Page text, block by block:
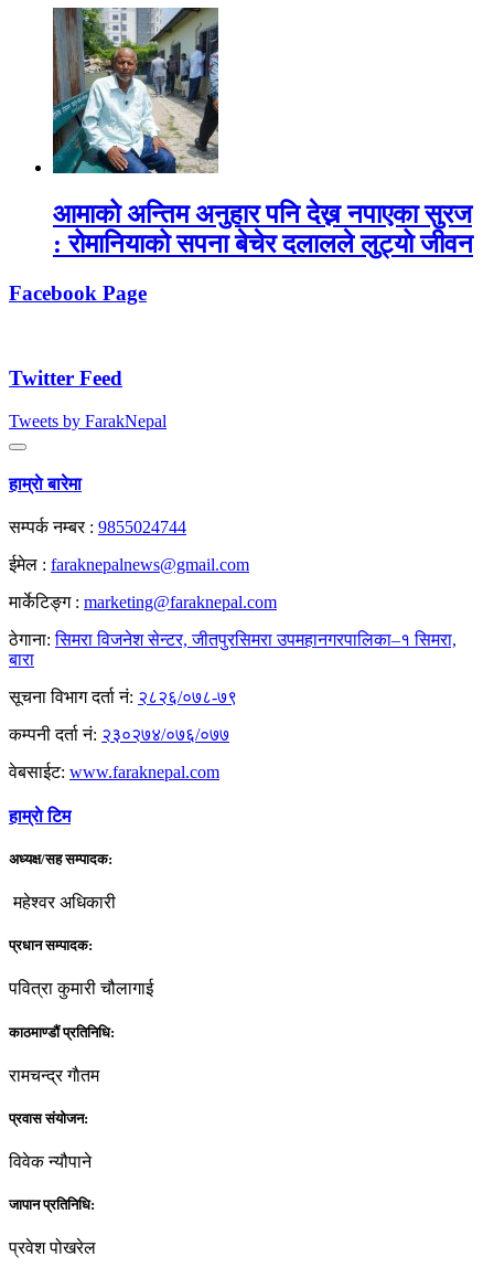
आमाको अन्तिम अनुहार पनि देख्न नपाएका सुरज
: रोमानियाको सपना बेचेर दलालले लुट्यो जीवन
Facebook Page
Twitter Feed
Tweets by FarakNepal
हाम्राे बारेमा
सम्पर्क नम्बर : 9855024744
ईमेल : faraknepalnews@gmail.com
मार्केटिङ्ग : marketing@faraknepal.com
ठेगाना:सिमरा विजनेश सेन्टर, जीतपुरसिमरा उपमहानगरपालिका–१ सिमरा,
बारा
सूचना विभाग दर्ता नं: २८२६/०७८-७९
कम्पनी दर्ता नं: २३०२७४/०७६/०७७
वेबसाईट: www.faraknepal.com
हाम्राे टिम
अध्यक्ष/सह सम्पादक:
महेश्वर अधिकारी
प्रधान सम्पादक:
पवित्रा कुमारी चौलागाई
काठमाण्डौं प्रतिनिधि:
रामचन्द्र गाैतम
प्रवास संयोजन:
विवेक न्यौपाने
जापान प्रतिनिधि:
प्रवेश पोखरेल